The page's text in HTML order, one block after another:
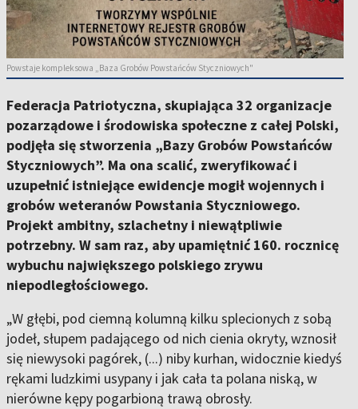
Powstaje kompleksowa „Baza Grobów Powstańców Styczniowych"
Federacja Patriotyczna, skupiająca 32 organizacje
pozarządowe i środowiska społeczne z całej Polski,
podjęła się stworzenia „Bazy Grobów Powstańców
Styczniowych”. Ma ona scalić, zweryfikować i
uzupełnić istniejące ewidencje mogił wojennych i
grobów weteranów Powstania Styczniowego.
Projekt ambitny, szlachetny i niewątpliwie
potrzebny. W sam raz, aby upamiętnić 160. rocznicę
wybuchu największego polskiego zrywu
niepodległościowego.
„W głębi, pod ciemną kolumną kilku splecionych z sobą
jodeł, słupem padającego od nich cienia okryty, wznosił
się niewysoki pagórek, (...) niby kurhan, widocznie kiedyś
rękami luǳkimi usypany i jak cała ta polana niską, w
nierówne kępy pogarbioną trawą obrosły.